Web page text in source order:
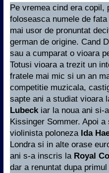
Pe vremea cind era copil,
foloseasca numele de
mai usor de pronuntat
german de origine. Cand
sau a cumparat o vioara
Totusi vioara a trezit un
fratele mai mic si un an
competitie muzicala,
sapte ani a studiat vioara
Lubeckiar la noua ani si-
Kissinger Sommer. Apoi
violinista poloneza Ida
Londra si in alte orase
ani s-a inscris la Royal
dar a renuntat dupa